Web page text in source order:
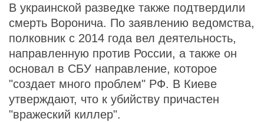
В украинской разведке также подтвердили
смерть Воронича. По заявлению ведомства,
полковник с 2014 года вел деятельность,
направленную против России, а также он
основал в СБУ направление, которое
"создает много проблем" РФ. В Киеве
утверждают, что к убийству причастен
"вражеский киллер".